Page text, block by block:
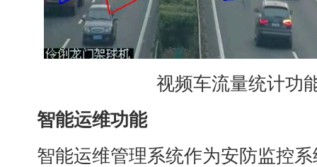
视频车流量统计功
智能运维功能
智能运维管理系统作为安防监控